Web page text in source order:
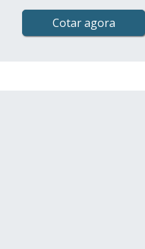
Cotar agora